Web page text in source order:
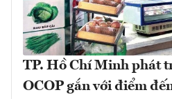
TP. Hồ Chí Minh phát
OCOP gắn với điểm